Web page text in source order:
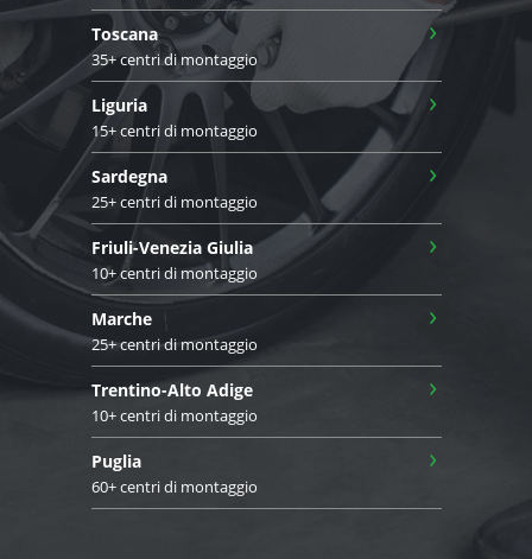
Toscana
35+ centri di montaggio
›
Liguria
15+ centri di montaggio
›
Sardegna
25+ centri di montaggio
›
Friuli-Venezia Giulia
10+ centri di montaggio
›
Marche
25+ centri di montaggio
›
Trentino-Alto Adige
10+ centri di montaggio
›
Puglia
60+ centri di montaggio
›